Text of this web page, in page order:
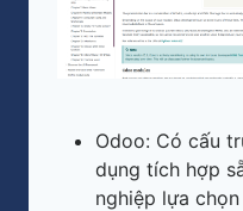
Odoo: Có cấu
dụng tích hợp
nghiệp lựa